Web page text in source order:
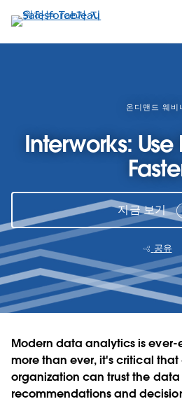
요
콘
온디맨드 웨비
Interworks:
지금 보기
공유
Modern data analytics is
more than ever, it's critical that
organization can trust the
recommendations and